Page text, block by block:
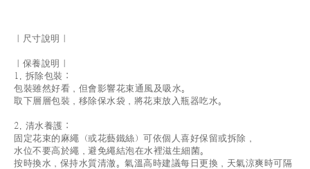
｜尺寸說明｜
｜保養說明｜
1. 拆除包裝：
包裝雖然好看，但會影響花束通風及吸水。
取下層層包裝，移除保水袋，將花束放入瓶器吃水。
2. 清水養護：
固定花束的麻繩（或花藝鐵絲）可依個人喜好保留或拆除，
水位不要高於繩，避免繩結泡在水裡滋生細菌。
按時換水，保持水質清澈。氣溫高時建議每日更換，天氣涼爽時可隔